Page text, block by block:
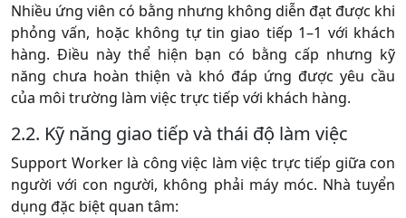
Nhiều ứng viên có bằng nhưng không diễn đạt được khi
phỏng vấn, hoặc không tự tin giao tiếp 1–1 với khách
hàng. Điều này thể hiện bạn có bằng cấp nhưng kỹ
năng chưa hoàn thiện và khó đáp ứng được yêu cầu
của môi trường làm việc trực tiếp với khách hàng.
2.2. Kỹ năng giao tiếp và thái độ làm việc
Support Worker là công việc làm việc trực tiếp giữa con
người với con người, không phải máy móc. Nhà tuyển
dụng đặc biệt quan tâm: